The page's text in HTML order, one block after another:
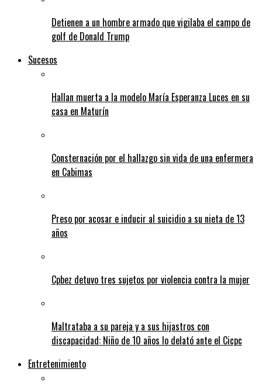
Detienen a un hombre armado que vigilaba el campo de
golf de Donald Trump
Sucesos
Hallan muerta a la modelo María Esperanza Luces en su
casa en Maturín
Consternación por el hallazgo sin vida de una enfermera
en Cabimas
Preso por acosar e inducir al suicidio a su nieta de 13
años
Cpbez detuvo tres sujetos por violencia contra la mujer
Maltrataba a su pareja y a sus hijastros con
discapacidad: Niño de 10 años lo delató ante el Cicpc
Entretenimiento